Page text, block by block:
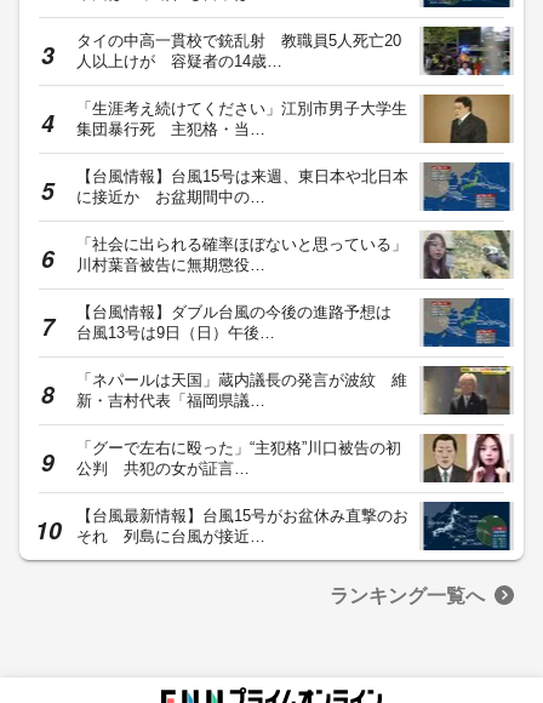
タイの中高一貫校で銃乱射 教職員5人死亡20
人以上けが 容疑者の14歳…
「生涯考え続けてください」江別市男子大学生
集団暴行死 主犯格・当…
【台風情報】台風15号は来週、東日本や北日本
に接近か お盆期間中の…
「社会に出られる確率ほぼないと思っている」
川村葉音被告に無期懲役…
【台風情報】ダブル台風の今後の進路予想は
台風13号は9日（日）午後…
「ネパールは天国」蔵内議長の発言が波紋 維
新・吉村代表「福岡県議…
「グーで左右に殴った」“主犯格”川口被告の初
公判 共犯の女が証言…
【台風最新情報】台風15号がお盆休み直撃のお
それ 列島に台風が接近…
ランキング一覧へ